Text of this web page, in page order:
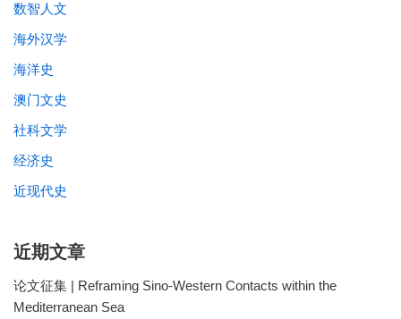
数智人文
海外汉学
海洋史
澳门文史
社科文学
经济史
近现代史
近期文章
论文征集 | Reframing Sino-Western Contacts within the
Mediterranean Sea